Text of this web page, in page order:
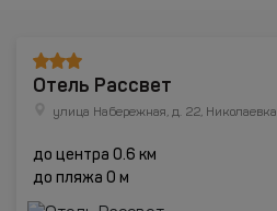
Отель Рассвет
улица Набережная, д. 22, Николаевка
до центра 0.6 км
до пляжа 0 м